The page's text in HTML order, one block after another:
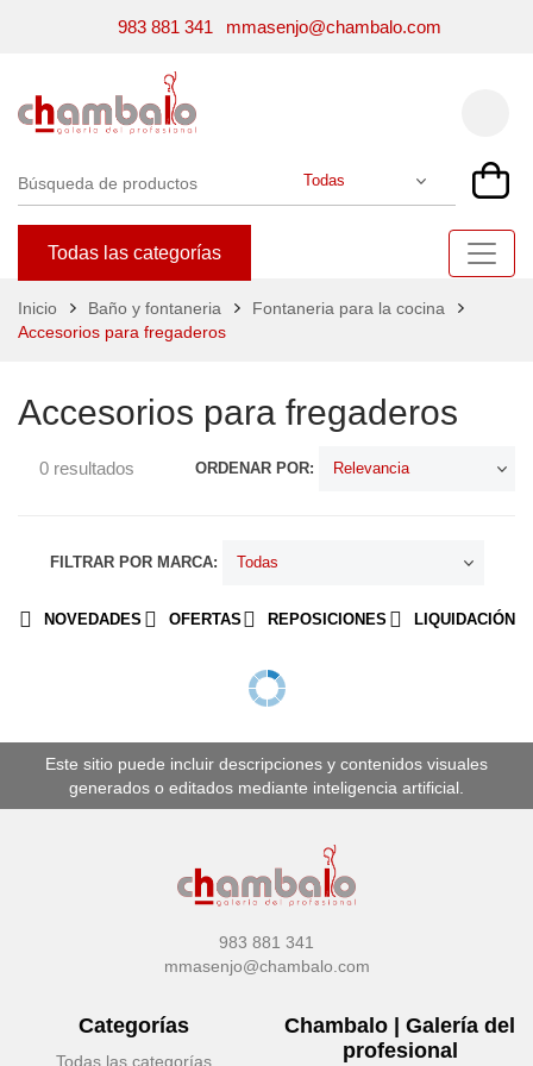
983 881 341 mmasenjo@chambalo.com
Todas las categorías
Inicio Baño y fontaneria
Fontaneria para la cocina
Accesorios para fregaderos
Accesorios para fregaderos
0 resultados ORDENAR POR:
FILTRAR POR MARCA:
NOVEDADES OFERTAS REPOSICIONES LIQUIDACIÓN
Este sitio puede incluir descripciones y contenidos visuales
generados o editados mediante inteligencia artificial.
Categorías
Todas las categorías
Chambalo | Galería del
profesional
983 881 341
mmasenjo@chambalo.com